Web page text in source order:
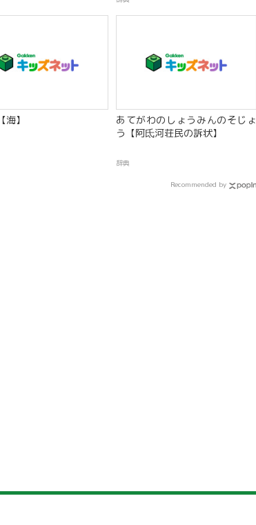
海】
あてがわのしょうみんのそじょ
う【阿氐河荘民の訴状】
辞典
Recommended by